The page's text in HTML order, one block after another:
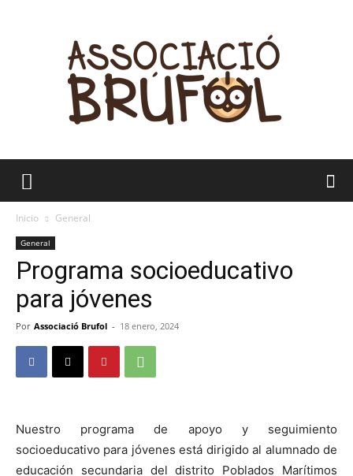
Brúfol
Inicio General
General
Programa socioeducativo
para jóvenes
Por Associació Brufol - 18 enero, 2024
Nuestro programa de apoyo y seguimiento
socioeducativo para jóvenes está dirigido al alumnado de
educación secundaria del distrito Poblados Marítimos